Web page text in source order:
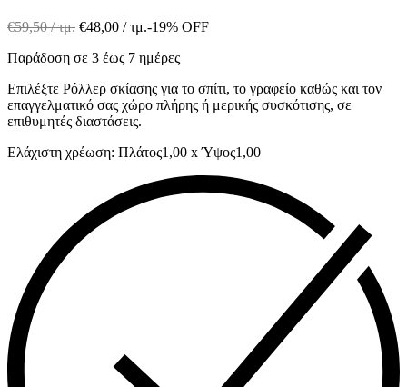
€59,50/ τμ. €48,00 / τμ.-19% OFF
Παράδοση σε 3 έως 7 ημέρες
Επιλέξτε Ρόλλερ σκίασης για το σπίτι, το γραφείο καθώς και τον
επαγγελματικό σας χώρο πλήρης ή μερικής συσκότισης, σε
επιθυμητές διαστάσεις.
Ελάχιστη χρέωση: Πλάτος1,00 x Ύψος1,00